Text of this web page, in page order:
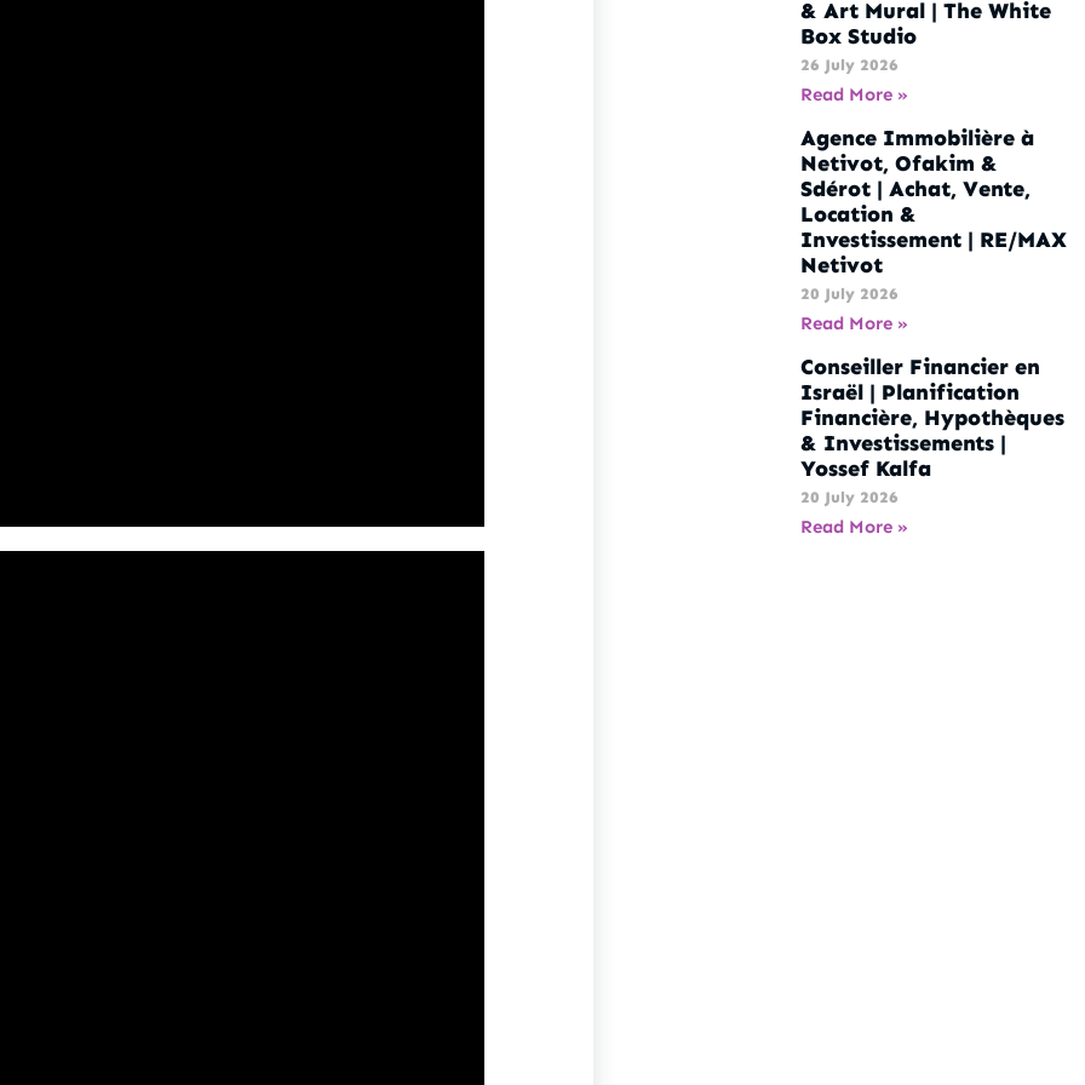
& Art Mural | The White
Box Studio
26 July 2026
Read More »
Agence Immobilière à
Netivot, Ofakim &
Sdérot | Achat, Vente,
Location &
Investissement | RE/MAX
Netivot
20 July 2026
Read More »
Conseiller Financier en
Israël | Planification
Financière, Hypothèques
& Investissements |
Yossef Kalfa
20 July 2026
Read More »